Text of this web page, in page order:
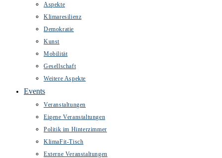
Aspekte
Klimaresilienz
Demokratie
Kunst
Mobilität
Gesellschaft
Weitere Aspekte
Events
Veranstaltungen
Eigene Veranstaltungen
Politik im Hinterzimmer
KlimaFit-Tisch
Externe Veranstaltungen